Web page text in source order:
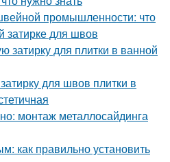
промышленности: что
затирке для швов
затирку для плитки в ванной
для швов плитки в
монтаж металлосайдинга
как правильно установить